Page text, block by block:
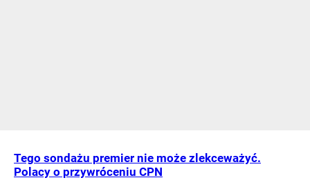
Tego sondażu premier nie może zlekceważyć.
Polacy o przywróceniu CPN